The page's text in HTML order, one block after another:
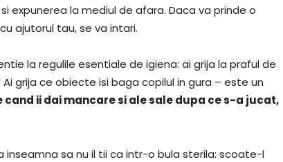
expunerea la mediul de afara. Daca va prinde o
ajutorul tau, se va intari.
la regulile esentiale de igiena: ai grija la praful de
grija ce obiecte isi baga copilul in gura – este un
ii dai mancare si ale sale dupa ce s-a jucat,
inseamna sa nu il tii ca intr-o bula sterila: scoate-l